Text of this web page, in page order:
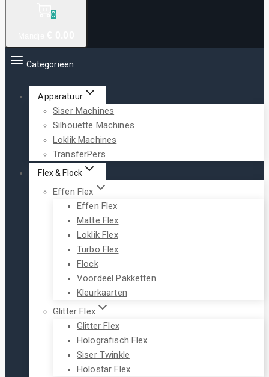
0
Categorieën
Apparatuur
Siser Machines
Silhouette Machines
Loklik Machines
TransferPers
Flex & Flock
Effen Flex
Effen Flex
Matte Flex
Loklik Flex
Turbo Flex
Flock
Voordeel Pakketten
Kleurkaarten
Glitter Flex
Glitter Flex
Holografisch Flex
Siser Twinkle
Holostar Flex